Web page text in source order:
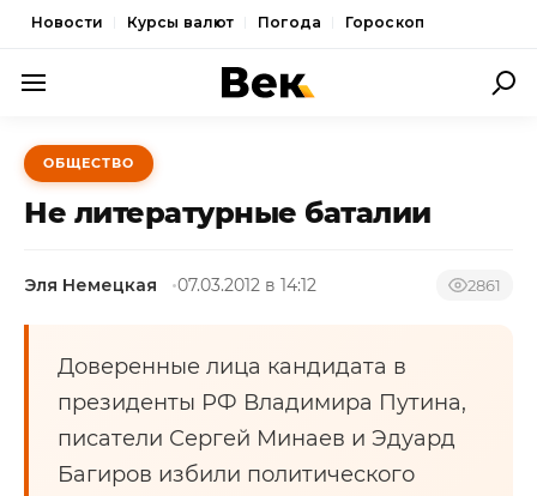
Новости Курсы валют Погода Гороскоп
ПОЛИТИКА
ЭКОНОМИКА
СПОРТ
КУЛЬТУРА
НОВОСТИ
ОБЩЕСТВО
Не литературные баталии
Эля Немецкая 07.03.2012 в 14:12 2861
Доверенные лица кандидата в
президенты РФ Владимира Путина,
писатели Сергей Минаев и Эдуард
Багиров избили политического